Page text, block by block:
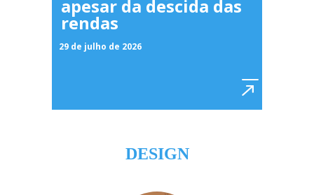
apesar da descida das
rendas
29 de julho de 2026
DESIGN